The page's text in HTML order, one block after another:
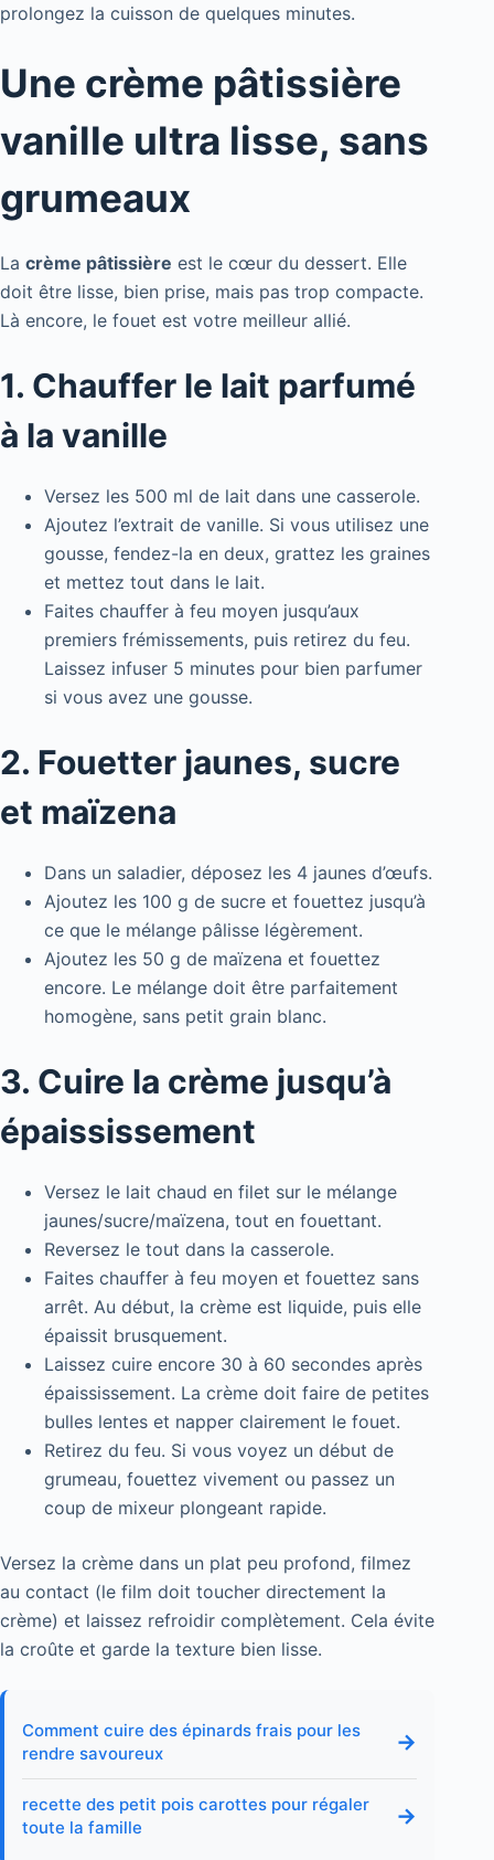
prolongez la cuisson de quelques minutes.
Une crème pâtissière
vanille ultra lisse, sans
grumeaux
La crème pâtissière est le cœur du dessert. Elle
doit être lisse, bien prise, mais pas trop compacte.
Là encore, le fouet est votre meilleur allié.
1. Chauffer le lait parfumé
à la vanille
Versez les 500 ml de lait dans une casserole.
Ajoutez l’extrait de vanille. Si vous utilisez une
gousse, fendez-la en deux, grattez les graines
et mettez tout dans le lait.
Faites chauffer à feu moyen jusqu’aux
premiers frémissements, puis retirez du feu.
Laissez infuser 5 minutes pour bien parfumer
si vous avez une gousse.
2. Fouetter jaunes, sucre
et maïzena
Dans un saladier, déposez les 4 jaunes d’œufs.
Ajoutez les 100 g de sucre et fouettez jusqu’à
ce que le mélange pâlisse légèrement.
Ajoutez les 50 g de maïzena et fouettez
encore. Le mélange doit être parfaitement
homogène, sans petit grain blanc.
3. Cuire la crème jusqu’à
épaississement
Versez le lait chaud en filet sur le mélange
jaunes/sucre/maïzena, tout en fouettant.
Reversez le tout dans la casserole.
Faites chauffer à feu moyen et fouettez sans
arrêt. Au début, la crème est liquide, puis elle
épaissit brusquement.
Laissez cuire encore 30 à 60 secondes après
épaississement. La crème doit faire de petites
bulles lentes et napper clairement le fouet.
Retirez du feu. Si vous voyez un début de
grumeau, fouettez vivement ou passez un
coup de mixeur plongeant rapide.
Versez la crème dans un plat peu profond, filmez
au contact (le film doit toucher directement la
crème) et laissez refroidir complètement. Cela évite
la croûte et garde la texture bien lisse.
Comment cuire des épinards frais pour les
rendre savoureux
→
recette des petit pois carottes pour régaler
toute la famille
→